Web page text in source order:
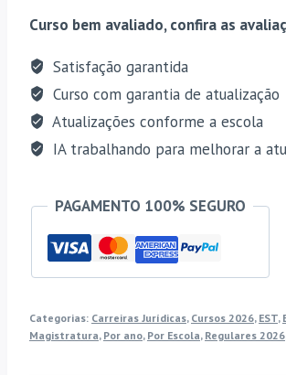
Estrategia
quantidade
Curso bem avaliado, confira as
Satisfação garantida
Curso com garantia de atualização
Atualizações conforme a escola
IA trabalhando para melhorar a
PAGAMENTO 100% SEGURO
Categorias: Carreiras Jurídicas, Cursos 2026, EST,
Magistratura, Por ano, Por Escola, Regulares 2026